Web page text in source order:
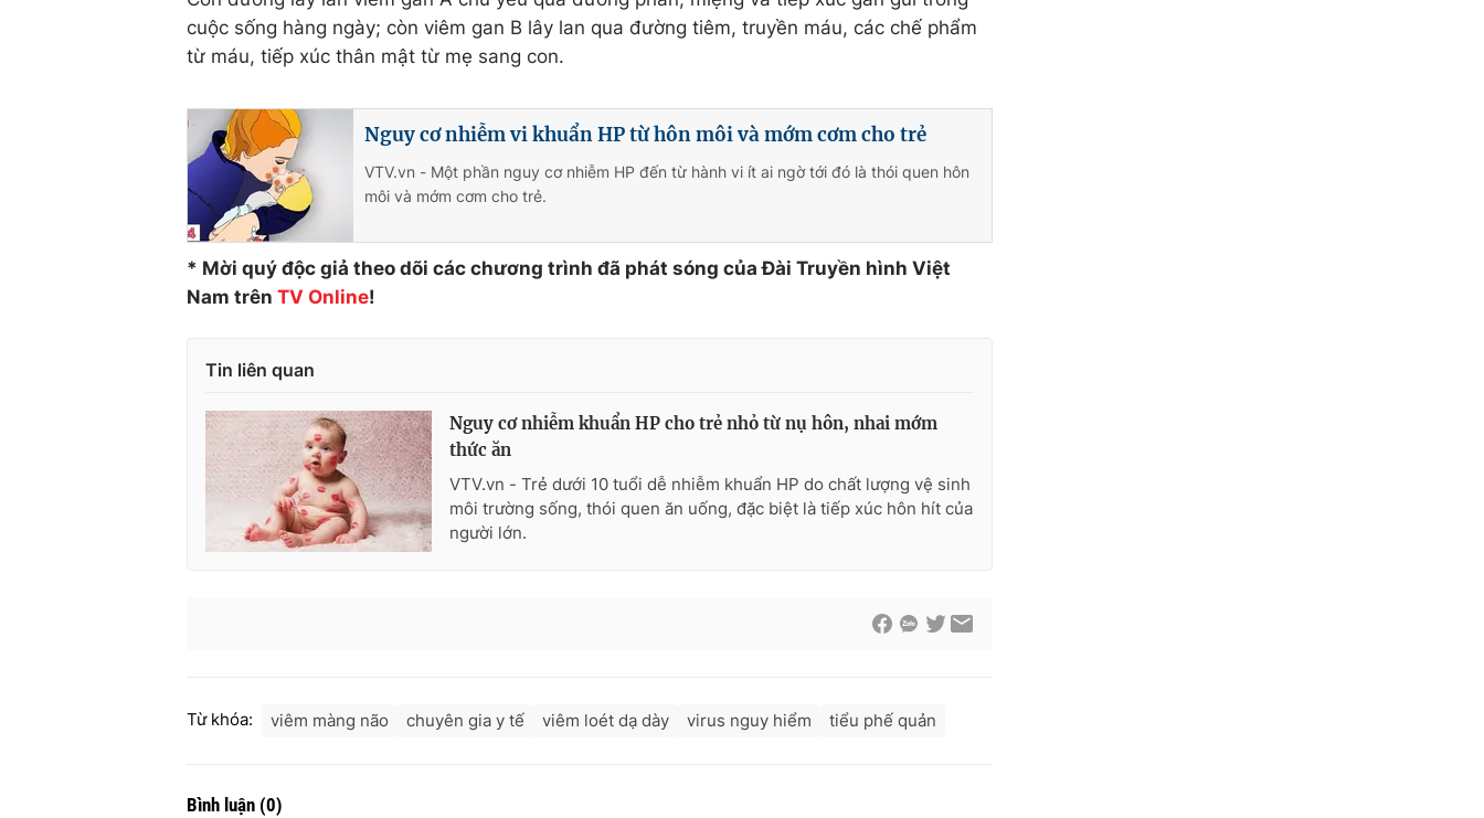
cuộc sống hàng ngày; còn viêm gan B lây lan qua đường tiêm, truyền máu, các chế phẩm
từ máu, tiếp xúc thân mật từ mẹ sang con.
Nguy cơ nhiễm vi khuẩn HP từ hôn môi và mớm cơm cho trẻ
VTV.vn - Một phần nguy cơ nhiễm HP đến từ hành vi ít ai ngờ tới đó là thói quen hôn
môi và mớm cơm cho trẻ.
* Mời quý độc giả theo dõi các chương trình đã phát sóng của Đài Truyền hình Việt
Nam trên TV Online!
Tin liên quan
Nguy cơ nhiễm khuẩn HP cho trẻ nhỏ từ nụ hôn, nhai mớm
thức ăn
VTV.vn - Trẻ dưới 10 tuổi dễ nhiễm khuẩn HP do chất lượng vệ sinh
môi trường sống, thói quen ăn uống, đặc biệt là tiếp xúc hôn hít của
người lớn.
Từ khóa: viêm màng não chuyên gia y tế viêm loét dạ dày virus nguy hiểm tiểu phế quản
Bình luận (0)